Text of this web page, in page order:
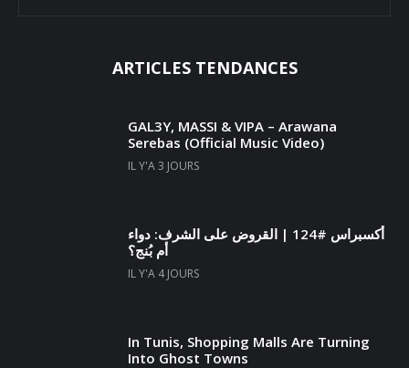
ARTICLES TENDANCES
GAL3Y, MASSI & VIPA – Arawana
Serebas (Official Music Video)
IL Y'A 3 JOURS
أكسبراس #124 | القروض على الشرف: دواء
أم بُنج؟
IL Y'A 4 JOURS
In Tunis, Shopping Malls Are Turning
Into Ghost Towns